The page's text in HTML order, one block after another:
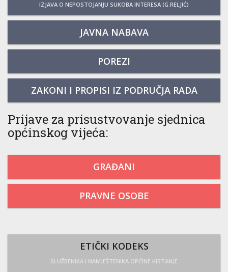
IZJAVA O NEPOSTOJANJU SUKOBA INTERESA (G.RELJIĆ)
JAVNA NABAVA
POREZI
ZAKONI I PROPISI IZ PODRUČJA RADA
Prijave za prisustvovanje sjednica
općinskog vijeća:
GRAĐANI
PRAVNE OSOBE
ETIČKI KODEKS
SLUŽBENIKA I NAMJEŠTENIKA OPĆINE KISTANJE